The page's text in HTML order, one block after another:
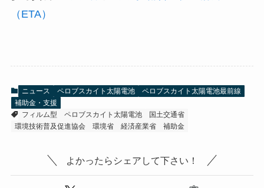
（ETA）
ニュース ペロブスカイト太陽電池
ペロブスカイト太陽電池最前線
補助金・支援
フィルム型
ペロブスカイト太陽電池
国土交通省
環境技術普及促進協会
環境省 経済産業省 補助金
よかったらシェアして下さい！